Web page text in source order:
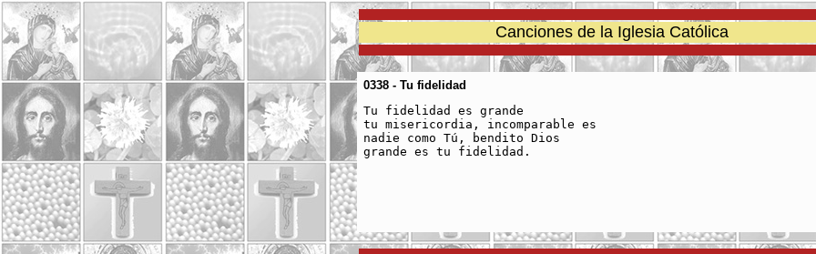
Canciones de la Iglesia Católica
0338 - Tu fidelidad
Tu fidelidad es grande
tu misericordia, incomparable es
nadie como Tú, bendito Dios
grande es tu fidelidad.